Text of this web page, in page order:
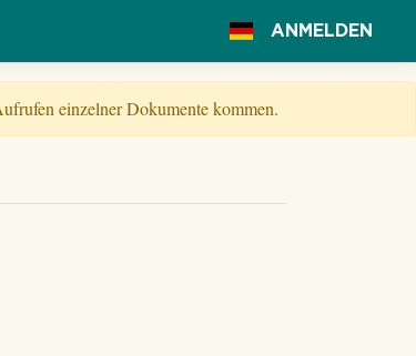
ANMELDEN
einzelner Dokumente kommen.